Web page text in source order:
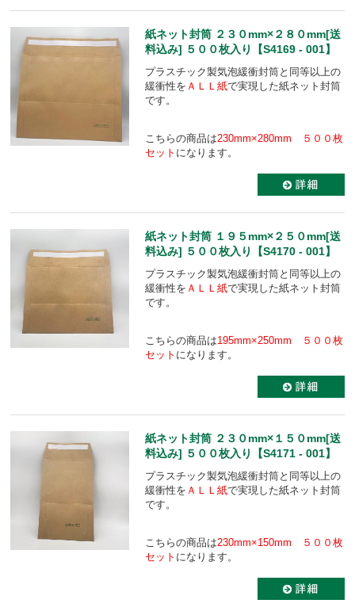
紙ネット封筒 ２３０mm×２８０mm[送
料込み] ５００枚入り【S4169 - 001】
プラスチック製気泡緩衝封筒と同等以上の
緩衝性を ＡＬＬ紙で実現した紙ネット封筒
です。
こちらの商品は230mm×280mm ５００枚
セット になります。
紙ネット封筒 １９５mm×２５０mm[送
料込み] ５００枚入り【S4170 - 001】
プラスチック製気泡緩衝封筒と同等以上の
緩衝性を ＡＬＬ紙で実現した紙ネット封筒
です。
こちらの商品は195mm×250mm ５００枚
セット になります。
紙ネット封筒 ２３０mm×１５０mm[送
料込み] ５００枚入り【S4171 - 001】
プラスチック製気泡緩衝封筒と同等以上の
緩衝性を ＡＬＬ紙で実現した紙ネット封筒
です。
こちらの商品は230mm×150mm ５００枚
セット になります。